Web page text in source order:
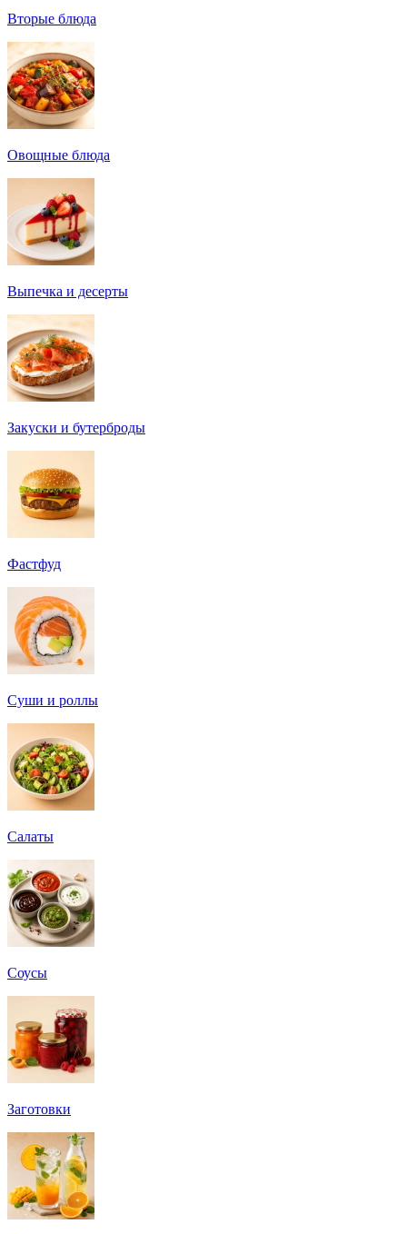
Вторые блюда
Овощные блюда
Выпечка и десерты
Закуски и бутерброды
Фастфуд
Суши и роллы
Салаты
Соусы
Заготовки